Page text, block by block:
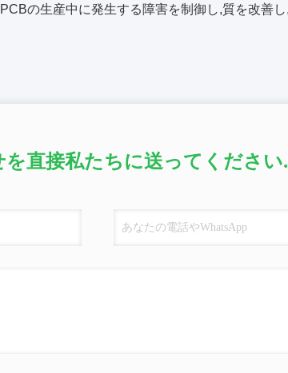
の生産中に発生する障害を制御し,質を改善
を直接私たちに送ってください.